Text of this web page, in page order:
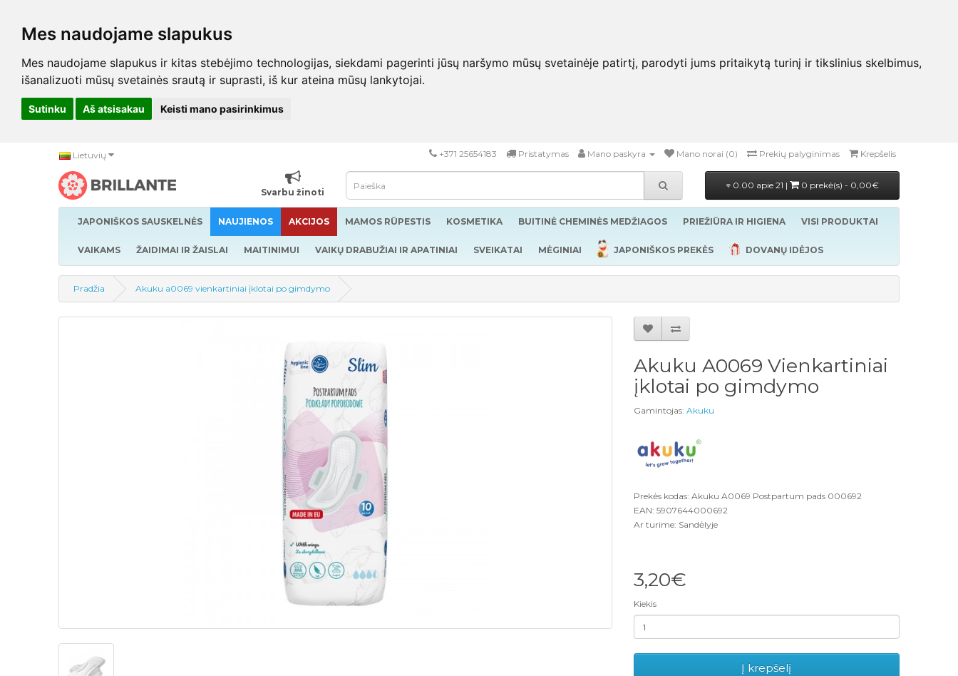
Mes naudojame slapukus
Mes naudojame slapukus ir kitas stebėjimo technologijas, siekdami pagerinti jūsų naršymo mūsų svetainėje patirtį, parodyti jums pritaikytą turinį ir tikslinius skelbimus,
išanalizuoti mūsų svetainės srautą ir suprasti, iš kur ateina mūsų lankytojai.
Sutinku Aš atsisakau Keisti mano pasirinkimus
Lietuvių +371 25654183 Pristatymas Mano paskyra Mano norai (0) Prekių palyginimas Krepšelis
Svarbu žinoti
0.00 apie 21 | 0 prekė(s) - 0,00€
JAPONIŠKOS SAUSKELNĖS NAUJIENOS AKCIJOS MAMOS RŪPESTIS KOSMETIKA BUITINĖ CHEMINĖS MEDŽIAGOS PRIEŽIŪRA IR HIGIENA VISI PRODUKTAI
VAIKAMS ŽAIDIMAI IR ŽAISLAI MAITINIMUI VAIKŲ DRABUŽIAI IR APATINIAI SVEIKATAI MĖGINIAI JAPONIŠKOS PREKĖS DOVANŲ IDĖJOS
Pradžia Akuku a0069 vienkartiniai įklotai po gimdymo
Akuku A0069 Vienkartiniai
įklotai po gimdymo
Gamintojas: Akuku
Prekės kodas: Akuku A0069 Postpartum pads 000692
EAN: 5907644000692
Ar turime: Sandėlyje
3,20€
Kiekis
Į krepšelį